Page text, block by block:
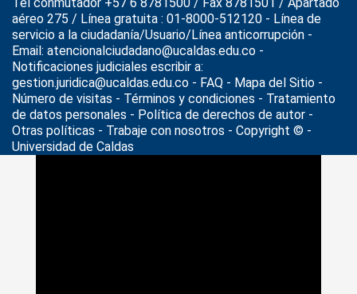
aéreo 275 / Línea gratuita : 01-8000-512120 - Línea de
servicio a la ciudadanía/Usuario/Línea anticorrupción -
Email: atencionalciudadano@ucaldas.edu.co -
Notificaciones judiciales escribir a:
gestion.juridica@ucaldas.edu.co - FAQ - Mapa del Sitio -
Número de visitas - Términos y condiciones - Tratamiento
de datos personales - Política de derechos de autor -
Otras políticas - Trabaje con nosotros - Copyright © -
Universidad de Caldas